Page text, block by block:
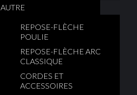
AUTRE
REPOSE-FLÈCHE
POULIE
REPOSE-FLÈCHE ARC
CLASSIQUE
CORDES ET
ACCESSOIRES